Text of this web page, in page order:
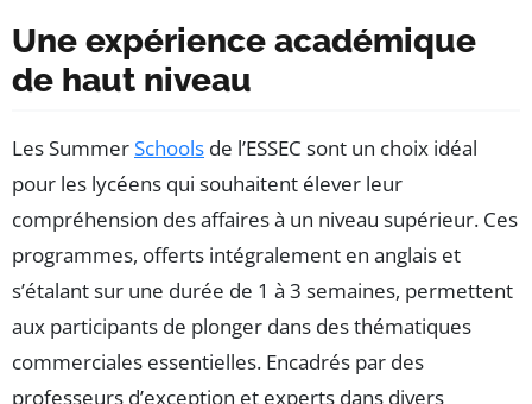
Une expérience académique
de haut niveau
Les SummerSchools de l’ESSEC sont un choix idéal
pour les lycéens qui souhaitent élever leur
compréhension des affaires à un niveau supérieur. Ces
programmes, offerts intégralement en anglais et
s’étalant sur une durée de 1 à 3 semaines, permettent
aux participants de plonger dans des thématiques
commerciales essentielles. Encadrés par des
professeurs d’exception et experts dans divers